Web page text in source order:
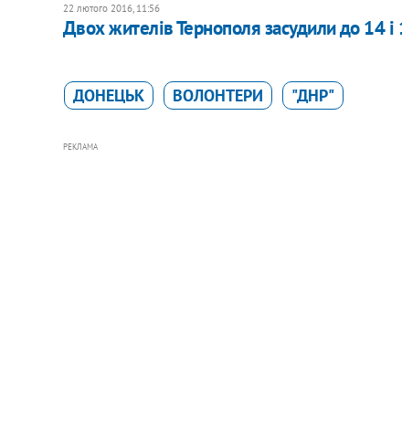
22 лютого 2016, 11:56
Двох жителів Тернополя засудили до 14
ДОНЕЦЬК ВОЛОНТЕРИ "ДНР"
РЕКЛАМА